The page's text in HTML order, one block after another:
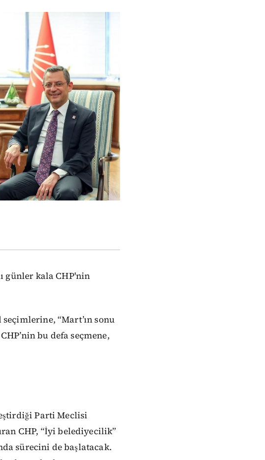
günler kala CHP'nin
“Mart’ın sonu
bu defa seçmene,
Parti Meclisi
CHP, “İyi belediyecilik”
sürecini de başlatacak.